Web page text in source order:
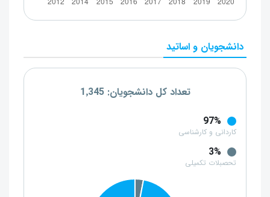
دانشجویان و اساتید
تعداد کل دانشجویان: 1٬345
97%
کاردانی و کارشناسی
3%
تحصبلات تکمیلی